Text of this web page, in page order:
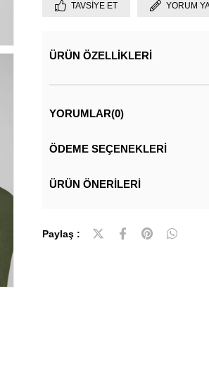
TAVSIYE ET YORUM
ÜRÜN ÖZELLIKLERI
YORUMLAR(0)
ÖDEME SEÇENEKLERI
ÜRÜN ÖNERILERI
Paylaş :